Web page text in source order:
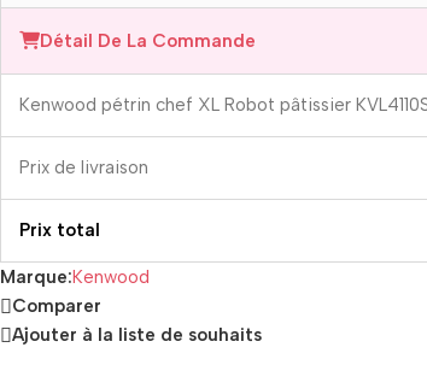
Détail De La Commande
Kenwood pétrin chef XL Robot pâtissier
Prix ​​de livraison
Prix ​​total
Marque:Kenwood
Comparer
Ajouter à la liste de souhaits